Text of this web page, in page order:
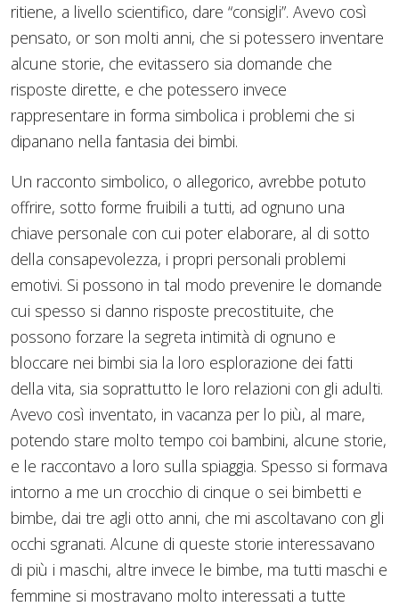
ritiene, a livello scientifico, dare “consigli”. Avevo così
pensato, or son molti anni, che si potessero inventare
alcune storie, che evitassero sia domande che
risposte dirette, e che potessero invece
rappresentare in forma simbolica i problemi che si
dipanano nella fantasia dei bimbi.
Un racconto simbolico, o allegorico, avrebbe potuto
offrire, sotto forme fruibili a tutti, ad ognuno una
chiave personale con cui poter elaborare, al di sotto
della consapevolezza, i propri personali problemi
emotivi. Si possono in tal modo prevenire le domande
cui spesso si danno risposte precostituite, che
possono forzare la segreta intimità di ognuno e
bloccare nei bimbi sia la loro esplorazione dei fatti
della vita, sia soprattutto le loro relazioni con gli adulti.
Avevo così inventato, in vacanza per lo più, al mare,
potendo stare molto tempo coi bambini, alcune storie,
e le raccontavo a loro sulla spiaggia. Spesso si formava
intorno a me un crocchio di cinque o sei bimbetti e
bimbe, dai tre agli otto anni, che mi ascoltavano con gli
occhi sgranati. Alcune di queste storie interessavano
di più i maschi, altre invece le bimbe, ma tutti maschi e
femmine si mostravano molto interessati a tutte